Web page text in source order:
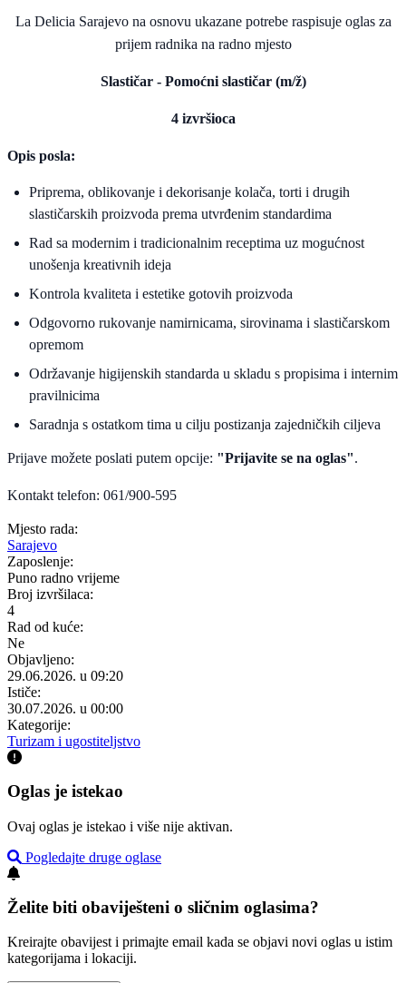
La Delicia Sarajevo na osnovu ukazane potrebe raspisuje oglas za
prijem radnika na radno mjesto
Slastičar - Pomoćni slastičar (m/ž)
4 izvršioca
Opis posla:
Priprema, oblikovanje i dekorisanje kolača, torti i drugih
slastičarskih proizvoda prema utvrđenim standardima
Rad sa modernim i tradicionalnim receptima uz mogućnost
unošenja kreativnih ideja
Kontrola kvaliteta i estetike gotovih proizvoda
Odgovorno rukovanje namirnicama, sirovinama i slastičarskom
opremom
Održavanje higijenskih standarda u skladu s propisima i internim
pravilnicima
Saradnja s ostatkom tima u cilju postizanja zajedničkih ciljeva
Prijave možete poslati putem opcije: "Prijavite se na oglas".
Kontakt telefon: 061/900-595
Mjesto rada:
Sarajevo
Zaposlenje:
Puno radno vrijeme
Broj izvršilaca:
4
Rad od kuće:
Ne
Objavljeno:
29.06.2026. u 09:20
Ističe:
30.07.2026. u 00:00
Kategorije:
Turizam i ugostiteljstvo
Oglas je istekao
Ovaj oglas je istekao i više nije aktivan.
Pogledajte druge oglase
Želite biti obaviješteni o sličnim oglasima?
Kreirajte obavijest i primajte email kada se objavi novi oglas u istim
kategorijama i lokaciji.